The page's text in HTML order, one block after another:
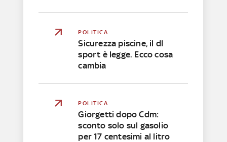
POLITICA
Sicurezza piscine, il dl
sport è legge. Ecco cosa
cambia
POLITICA
Giorgetti dopo Cdm:
sconto solo sul gasolio
per 17 centesimi al litro